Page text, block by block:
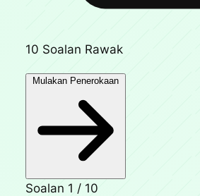
10 Soalan Rawak
Mulakan Penerokaan
Soalan 1 / 10